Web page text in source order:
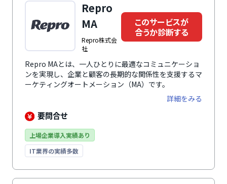
Repro
MA
Repro株式会
社
このサービスが
合うか診断する
Repro MAとは、一人ひとりに最適なコミュニケーショ
ンを実現し、企業と顧客の長期的な関係性を支援するマ
ーケティングオートメーション（MA）です。
詳細をみる
要問合せ
上場企業導入実績あり
IT業界の実績多数